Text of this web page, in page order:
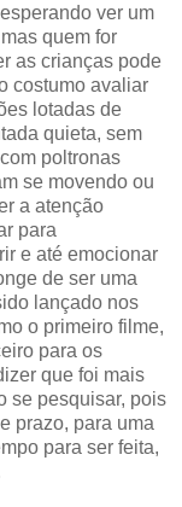
ver um
quem for
as crianças pode
costumo avaliar
lotadas de
quieta, sem
poltronas
se movendo ou
a atenção
para
e até emocionar
de ser uma
lançado nos
o primeiro filme,
para os
que foi mais
se pesquisar, pois
prazo, para uma
para ser feita,